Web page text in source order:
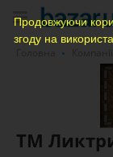
Продовжуючи
згоду на
ТМ